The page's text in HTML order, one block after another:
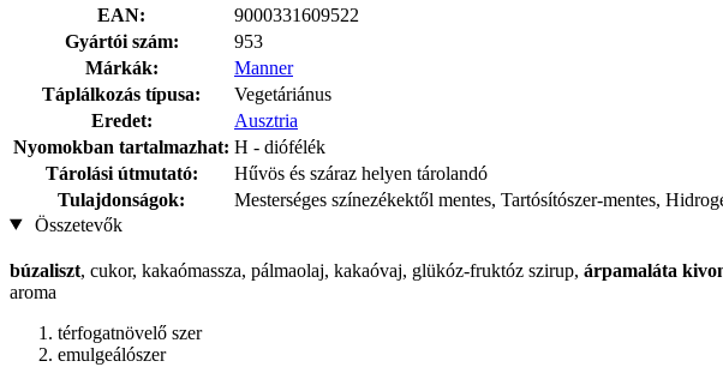
EAN:
9000331609522
Gyártói szám:
953
Márkák:
Manner
Táplálkozás típusa:
Vegetáriánus
Eredet:
Ausztria
Nyomokban tartalmazhat: H - diófélék
Tárolási útmutató:
Hűvös és száraz helyen tárolandó
Tulajdonságok:
Mesterséges színezékektől mentes, Tartósítószer-mentes,
Összetevők
búzaliszt, cukor, kakaómassza, pálmaolaj, kakaóvaj, glükóz-fruktóz szirup, árpamaláta
aroma
térfogatnövelő szer
emulgeálószer